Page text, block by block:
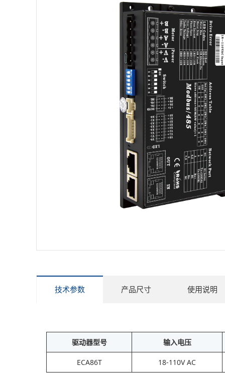
技术参数 产品尺寸 使用说明
驱动器型号 输入电压
ECA86T 18-110V AC